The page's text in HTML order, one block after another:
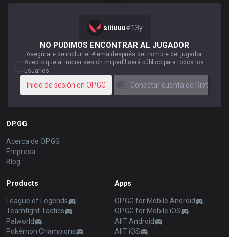
siiiuuu#13y
NO PUDIMOS ENCONTRAR AL JUGADOR
Asegúrate de incluir el #lema después del nombre del jugador.
Acepto que al iniciar sesión mi perfil será público para todos los
usuarios
Inicio de sesión en OP.GG Conectar cuenta de Riot
OP.GG
Acerca de OP.GG
Empresa
Blog
Products
League of Legends
Teamfight Tactics
Palworld
Pokémon Champions
Apps
OP.GG for Mobile Android
OP.GG for Mobile iOS
AllT Android
AllT iOS